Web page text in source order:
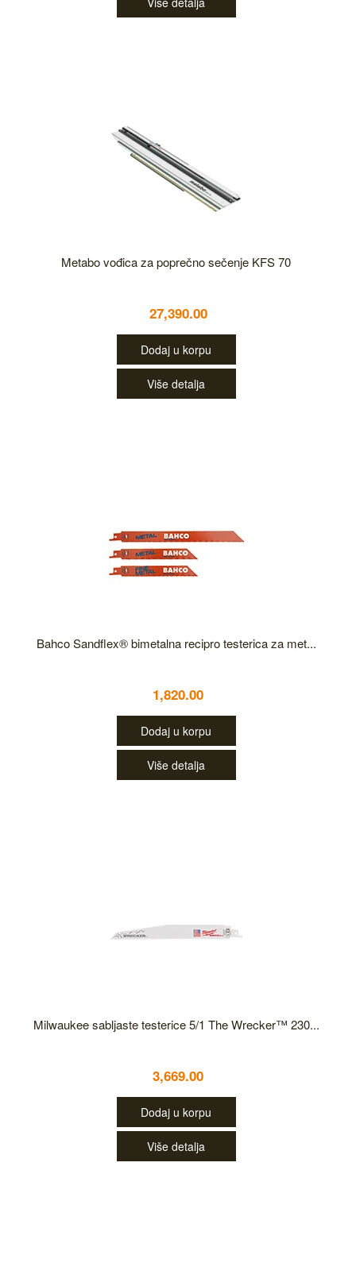
Metabo vođica za poprečno sečenje KFS 70
27,390.00
Dodaj u korpu
Više detalja
Bahco Sandflex® bimetalna recipro testerica za met...
1,820.00
Dodaj u korpu
Više detalja
Milwaukee sabljaste testerice 5/1 The Wrecker™ 230...
3,669.00
Dodaj u korpu
Više detalja